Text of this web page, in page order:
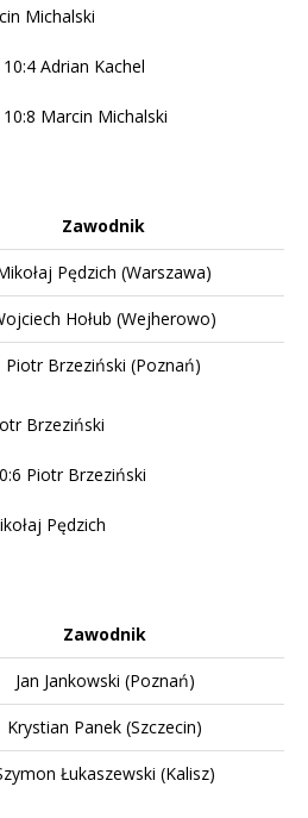
Michalski
Adrian Kachel
Marcin Michalski
Zawodnik
Pędzich (Warszawa)
Hołub (Wejherowo)
Piotr Brzeziński (Poznań)
Brzeziński
Piotr Brzeziński
Pędzich
Zawodnik
Jan Jankowski (Poznań)
Krystian Panek (Szczecin)
Łukaszewski (Kalisz)